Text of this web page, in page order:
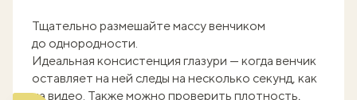
Тщательно размешайте массу венчиком
до однородности.
Идеальная консистенция глазури — когда венчик
оставляет на ней следы на несколько секунд, как
на видео. Также можно проверить плотность,